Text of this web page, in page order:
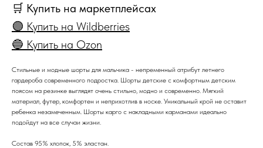
🛒 Купить на маркетплейсах
🟣 Купить на Wildberries
🔵 Купить на Ozon
Стильные и модные шорты для мальчика - непременный атрибут летнего
гардероба современного подростка. Шорты детские с комфортным детским
поясом на резинке выглядят очень стильно, модно и современно. Мягкий
материал, футер, комфортен и неприхотлив в носке. Уникальный крой не оставит
ребенка незамеченным. Шорты карго с накладными карманами идеально
подойдут на все случаи жизни.
Состав 95% хлопок, 5% эластан.